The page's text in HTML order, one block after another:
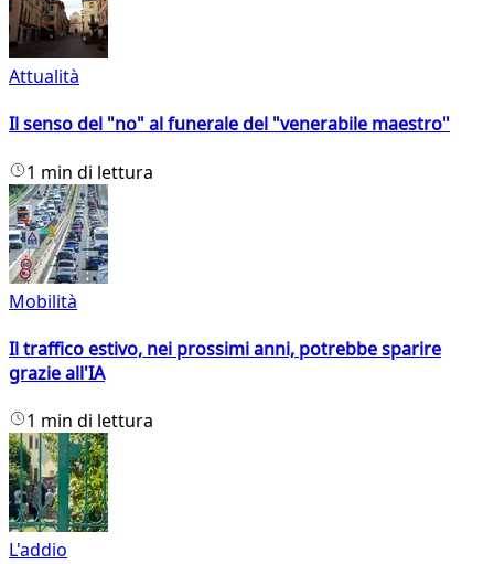
Attualità
Il senso del "no" al funerale del "venerabile maestro"
1 min di lettura
Mobilità
Il traffico estivo, nei prossimi anni, potrebbe sparire
grazie all'IA
1 min di lettura
L'addio